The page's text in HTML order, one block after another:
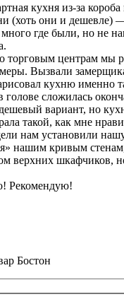
кухня из-за
(хоть они и дешевле)
где были, но не
торговым центрам мы
Вызвали
кухню именно
голове сложилась
вариант, но
такой, как мне
нам установили
нашим кривым
верхних шкафчиков,
Рекомендую!
Бостон